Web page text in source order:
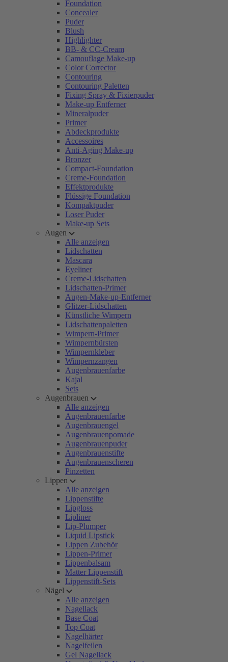
Foundation
Concealer
Puder
Blush
Highlighter
BB- & CC-Cream
Camouflage Make-up
Color Corrector
Contouring
Contouring Paletten
Fixing Spray & Fixierpuder
Make-up Entferner
Mineralpuder
Primer
Abdeckprodukte
Accessoires
Anti-Aging Make-up
Bronzer
Compact-Foundation
Creme-Foundation
Effektprodukte
Flüssige Foundation
Kompaktpuder
Loser Puder
Make-up Sets
Augen
Alle anzeigen
Lidschatten
Mascara
Eyeliner
Creme-Lidschatten
Lidschatten-Primer
Augen-Make-up-Entferner
Glitzer-Lidschatten
Künstliche Wimpern
Lidschattenpaletten
Wimpern-Primer
Wimpernbürsten
Wimpernkleber
Wimpernzangen
Augenbrauenfarbe
Kajal
Sets
Augenbrauen
Alle anzeigen
Augenbrauenfarbe
Augenbrauengel
Augenbrauenpomade
Augenbrauenpuder
Augenbrauenstifte
Augenbrauenscheren
Pinzetten
Lippen
Alle anzeigen
Lippenstifte
Lipgloss
Lipliner
Lip-Plumper
Liquid Lipstick
Lippen Zubehör
Lippen-Primer
Lippenbalsam
Matter Lippenstift
Lippenstift-Sets
Nägel
Alle anzeigen
Nagellack
Base Coat
Top Coat
Nagelhärter
Nagelfeilen
Gel Nagellack